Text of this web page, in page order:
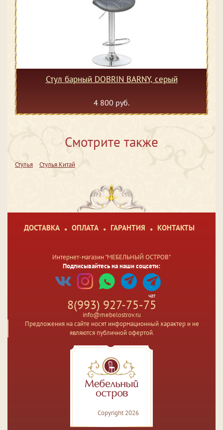
Стул барный DOBRIN BARNY, серый
4 800 руб.
Смотрите также
Стулья Стулья Китай
ДОСТАВКА ОПЛАТА ГАРАНТИЯ КОНТАКТЫ
Интернет-магазин "МЕБЕЛЬНЫЙ ОСТРОВ"
Подписывайтесь на наши соцсети:
чат
8(993) 927-75-75
info@mebelostrov.ru
Предложения на сайте носят информационный характер и не
являются публичной офертой.
Copyright 2026